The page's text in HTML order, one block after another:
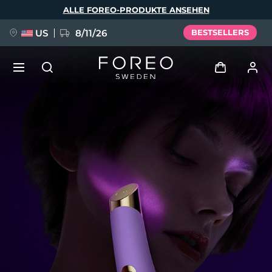
ALLE FOREO-PRODUKTE ANSEHEN
US 8/11/26 BESTSELLERS
Anmelden
Benutzerkonto
Meine Geräte
Meine Bestellungen
Meine Adressen
Meine Abonnements
FAQ™ Pure Beauty-Tech Elixir
issa™ Teeth Whitening Set
English Deutsch
Français
Italiano
Português
Svenska
Русский
Türkçe
简体中文 繁體中文